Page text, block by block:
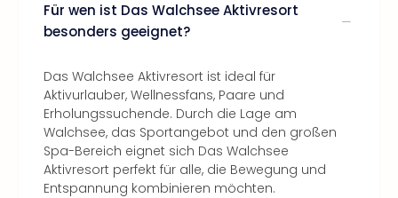
Für wen ist Das Walchsee Aktivresort
besonders geeignet?
Das Walchsee Aktivresort ist ideal für
Aktivurlauber, Wellnessfans, Paare und
Erholungssuchende. Durch die Lage am
Walchsee, das Sportangebot und den großen
Spa-Bereich eignet sich Das Walchsee
Aktivresort perfekt für alle, die Bewegung und
Entspannung kombinieren möchten.